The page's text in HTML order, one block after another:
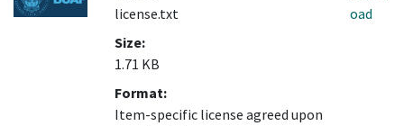
license.txt
Size:
1.71 KB
Format:
Item-specific license agreed upon
oad